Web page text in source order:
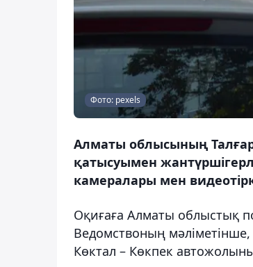
Фото: pexels
Алматы облысының
қатысуымен
камералары мен
Оқиғаға Алматы облыстық
Ведомствоның
Көктал – Көкпек